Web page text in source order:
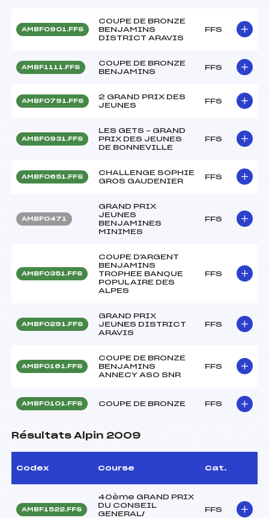
AMBF0901.FFS
COUPE DE BRONZE
BENJAMINS
DISTRICT ARAVIS
FFS
AMBF1111.FFS
COUPE DE BRONZE
BENJAMINS
FFS
AMBF0791.FFS
2 GRAND PRIX DES
JEUNES
FFS
AMBF0931.FFS
LES GETS – GRAND
PRIX DES JEUNES
DE BONNEVILLE
FFS
AMBF0651.FFS
CHALLENGE SOPHIE
GROS GAUDENIER
FFS
AMBF0471
GRAND PRIX
JEUNES
BENJAMINES
MINIMES
FFS
AMBF0351.FFS
COUPE D'ARGENT
BENJAMINS
TROPHEE BANQUE
POPULAIRE DES
ALPES
FFS
AMBF0291.FFS
GRAND PRIX
JEUNES DISTRICT
ARAVIS
FFS
AMBF0161.FFS
COUPE DE BRONZE
BENJAMINS
ANNECY ASO SNR
FFS
AMBF0101.FFS COUPE DE BRONZE FFS
Résultats Alpin 2009
Codex Course Cat.
AMBF1522.FFS
40ème GRAND PRIX
DU CONSEIL
GENERAL/
FFS